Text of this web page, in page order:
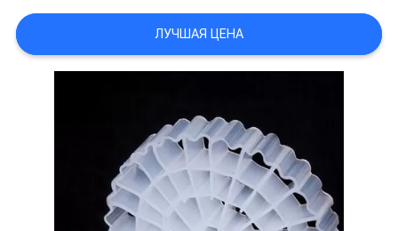
ЛУЧШАЯ ЦЕНА